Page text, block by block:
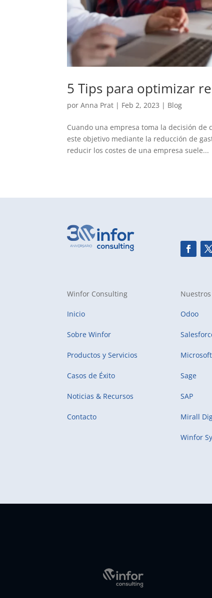
5 Tips para optimizar
porAnna Prat | Feb 2, 2023 | Blog
Cuando una empresa toma la decisión
este objetivo mediante la reducción de
reducir los costes de una empresa suele...
Winfor Consulting
Inicio
Sobre Winfor
Productos y Servicios
Casos de Éxito
Noticias & Recursos
Contacto
Odoo
Sage
SAP
Mirall
Winfor